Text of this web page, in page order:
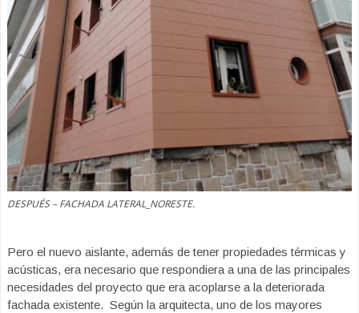
DESPUÉS – FACHADA LATERAL_NORESTE.
Pero el nuevo aislante, además de tener propiedades térmicas y
acústicas, era necesario que respondiera a una de las principales
necesidades del proyecto que era acoplarse a la deteriorada
fachada existente. Según la arquitecta, uno de los mayores